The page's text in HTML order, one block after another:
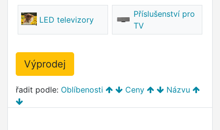
LED televizory
Příslušenství pro
TV
Výprodej
řadit podle: Oblíbenosti Ceny Názvu